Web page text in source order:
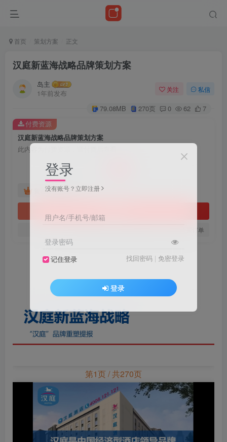
首页 策划方案 正文
汉庭新蓝海战略品牌策划方案
岛主
1年前发布
关注 私信
79.08MB 270页 0 62 7
汉庭新蓝海战略品牌策划方案
此内容为付费资源，请付费后查看
黄金会员免费
您当前未登录！建议登陆后购买，可保存购买订单
付费资源
第1页 / 共270页
登录
没有账号？立即注册
用户名/手机号/邮箱
登录密码
记住登录 找回密码 | 免密登录
登录